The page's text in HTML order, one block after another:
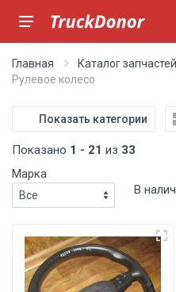
Главная Каталог запчастей
Рулевое колесо
Показать категории
Показано 1 - 21 из 33
Марка
В